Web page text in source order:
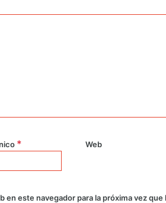
* Web
este navegador para la próxima vez que